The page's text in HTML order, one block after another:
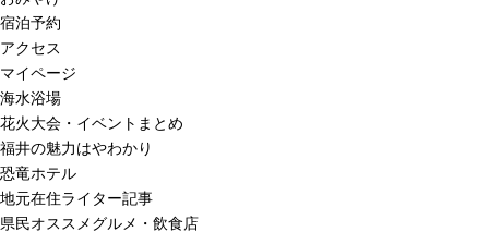
宿泊予約
アクセス
マイページ
海水浴場
花火大会・イベントまとめ
福井の魅力はやわかり
恐竜ホテル
地元在住ライター記事
県民オススメグルメ・飲食店